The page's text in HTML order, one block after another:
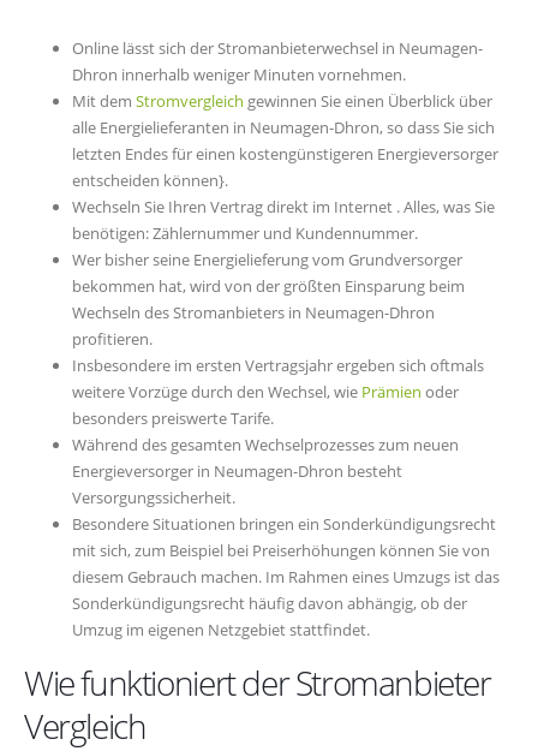
Online lässt sich der Stromanbieterwechsel in Neumagen-
Dhron innerhalb weniger Minuten vornehmen.
Mit dem Stromvergleich gewinnen Sie einen Überblick über
alle Energielieferanten in Neumagen-Dhron, so dass Sie sich
letzten Endes für einen kostengünstigeren Energieversorger
entscheiden können}.
Wechseln Sie Ihren Vertrag direkt im Internet . Alles, was Sie
benötigen: Zählernummer und Kundennummer.
Wer bisher seine Energielieferung vom Grundversorger
bekommen hat, wird von der größten Einsparung beim
Wechseln des Stromanbieters in Neumagen-Dhron
profitieren.
Insbesondere im ersten Vertragsjahr ergeben sich oftmals
weitere Vorzüge durch den Wechsel, wie Prämien oder
besonders preiswerte Tarife.
Während des gesamten Wechselprozesses zum neuen
Energieversorger in Neumagen-Dhron besteht
Versorgungssicherheit.
Besondere Situationen bringen ein Sonderkündigungsrecht
mit sich, zum Beispiel bei Preiserhöhungen können Sie von
diesem Gebrauch machen. Im Rahmen eines Umzugs ist das
Sonderkündigungsrecht häufig davon abhängig, ob der
Umzug im eigenen Netzgebiet stattfindet.
Wie funktioniert der Stromanbieter
Vergleich